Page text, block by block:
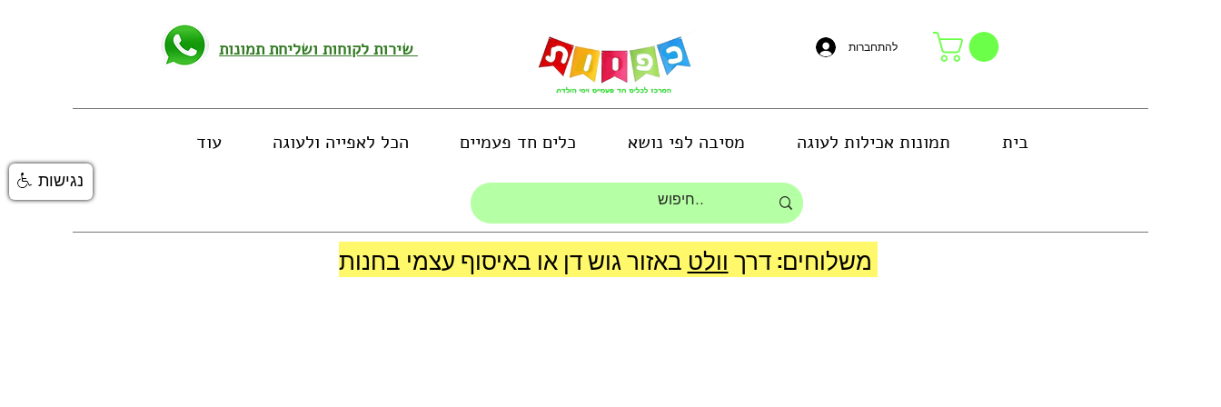
להתחברות
בית תמונות אכילות לעוגה מסיבה לפי נושא כלים חד פעמיים הכל לאפייה ולעוגה עוד
משלוחים: דרך וולט
נגישות